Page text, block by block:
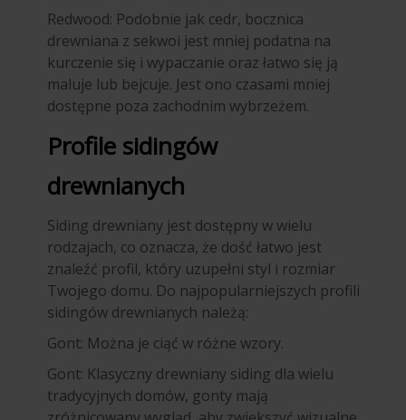
Redwood: Podobnie jak cedr, bocznica
drewniana z sekwoi jest mniej podatna na
kurczenie się i wypaczanie oraz łatwo się ją
maluje lub bejcuje. Jest ono czasami mniej
dostępne poza zachodnim wybrzeżem.
Profile sidingów
drewnianych
Siding drewniany jest dostępny w wielu
rodzajach, co oznacza, że dość łatwo jest
znaleźć profil, który uzupełni styl i rozmiar
Twojego domu. Do najpopularniejszych profili
sidingów drewnianych należą:
Gont: Można je ciąć w różne wzory.
Gont: Klasyczny drewniany siding dla wielu
tradycyjnych domów, gonty mają